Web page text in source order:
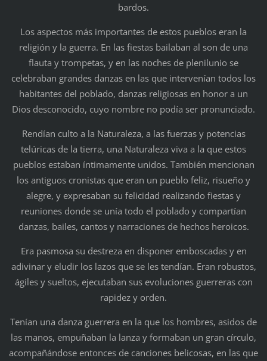
bardos.
Los aspectos más importantes de estos pueblos eran la
religión y la guerra. En las fiestas bailaban al son de una
flauta y trompetas, y en las noches de plenilunio se
celebraban grandes danzas en las que intervenían todos los
habitantes del poblado, danzas religiosas en honor a un
Dios desconocido, cuyo nombre no podía ser pronunciado.
Rendían culto a la Naturaleza, a las fuerzas y potencias
telúricas de la tierra, una Naturaleza viva a la que estos
pueblos estaban íntimamente unidos. También mencionan
los antiguos cronistas que eran un pueblo feliz, risueño y
alegre, y expresaban su felicidad realizando fiestas y
reuniones donde se unía todo el poblado y compartían
danzas, bailes, cantos y narraciones de hechos heroicos.
Era pasmosa su destreza en disponer emboscadas y en
adivinar y eludir los lazos que se les tendían. Eran robustos,
ágiles y sueltos, ejecutaban sus evoluciones guerreras con
rapidez y orden.
Tenían una danza guerrera en la que los hombres, asidos de
las manos, empuñaban la lanza y formaban un gran círculo,
acompañándose entonces de canciones belicosas, en las que